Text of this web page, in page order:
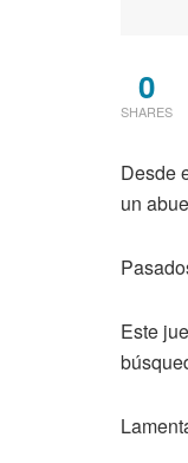
0
SHARES
Desde
un
Este